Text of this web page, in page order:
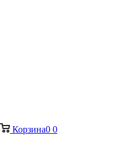
Корзина0 0